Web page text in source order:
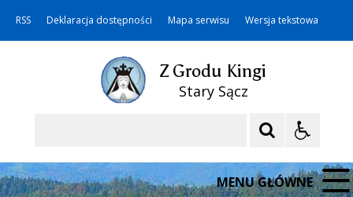
RSS Deklaracja dostępności Mapa serwisu Wersja tekstowa
Z Grodu Kingi
Stary Sącz
MENU GŁÓWNE